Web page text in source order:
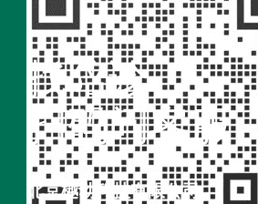
找陪诊
扫码问客服
北京樾动科技有限公司